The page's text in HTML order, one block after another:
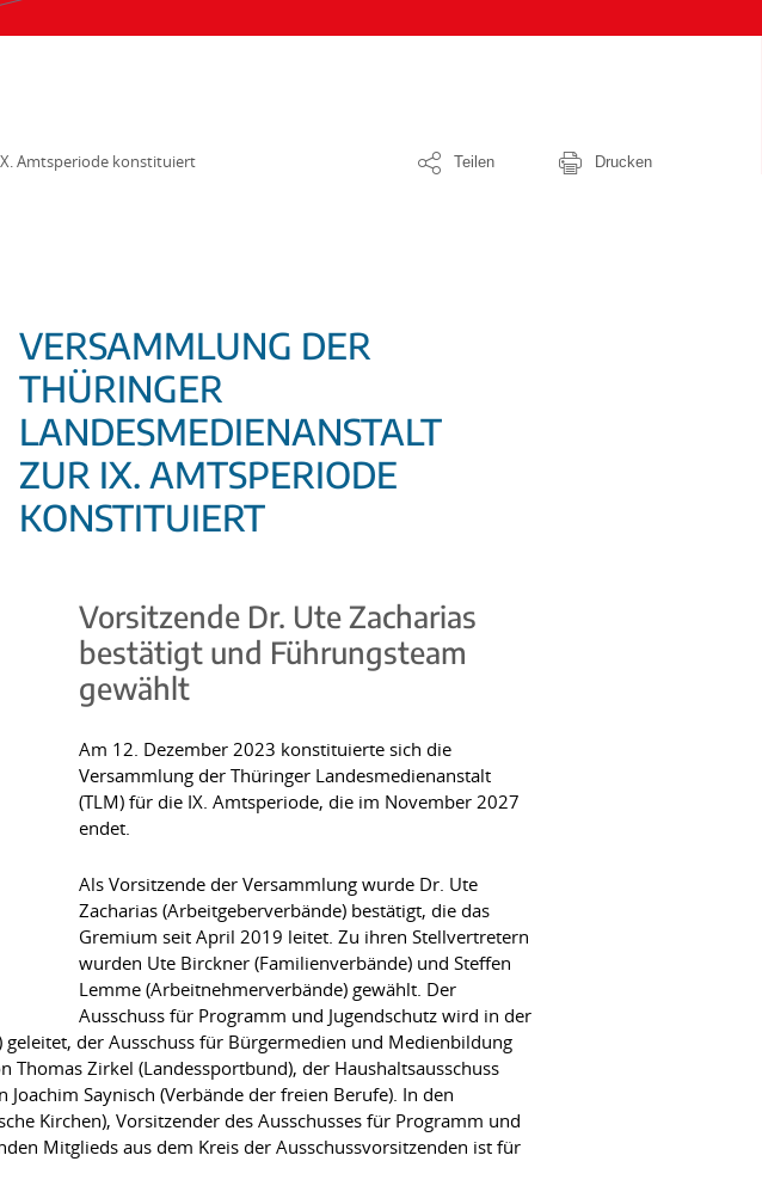
Amtsperiode konstituiert Teilen Drucken
VERSAMMLUNG DER
THÜRINGER
LANDESMEDIENANSTALT
ZUR IX. AMTSPERIODE
KONSTITUIERT
Vorsitzende Dr. Ute Zacharias
bestätigt und Führungsteam
gewählt
Am 12. Dezember 2023 konstituierte sich die
Versammlung der Thüringer Landesmedienanstalt
(TLM) für die IX. Amtsperiode, die im November 2027
endet.
Als Vorsitzende der Versammlung wurde Dr. Ute
Zacharias (Arbeitgeberverbände) bestätigt, die das
Gremium seit April 2019 leitet. Zu ihren Stellvertretern
wurden Ute Birckner (Familienverbände) und Steffen
Lemme (Arbeitnehmerverbände) gewählt. Der
Ausschuss für Programm und Jugendschutz wird in der
der Ausschuss für Bürgermedien und Medienbildung
Thomas Zirkel (Landessportbund), der Haushaltsausschuss
Saynisch (Verbände der freien Berufe). In den
Kirchen), Vorsitzender des Ausschusses für Programm und
Mitglieds aus dem Kreis der Ausschussvorsitzenden ist für